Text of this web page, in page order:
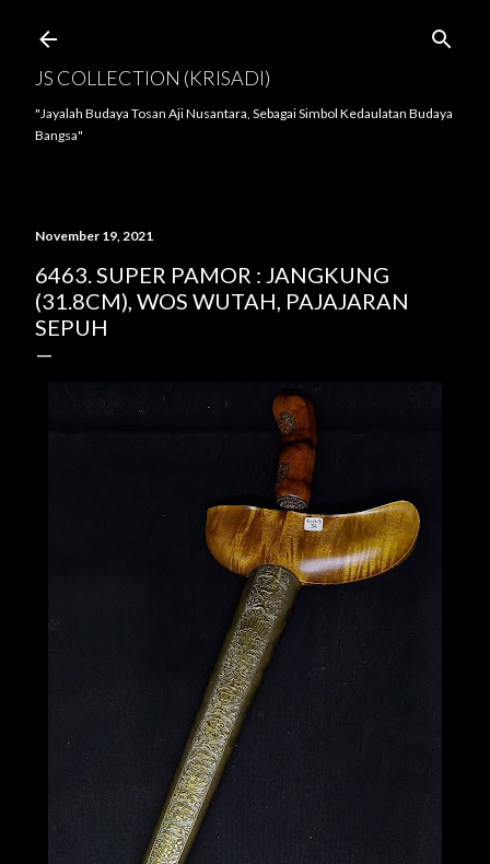
JS COLLECTION (KRISADI)
"Jayalah Budaya Tosan Aji Nusantara, Sebagai Simbol Kedaulatan Budaya
Bangsa"
November 19, 2021
6463. SUPER PAMOR : JANGKUNG
(31.8CM), WOS WUTAH, PAJAJARAN
SEPUH